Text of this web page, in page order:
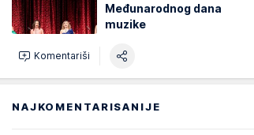
Međunarodnog dana
muzike
Komentariši
NAJKOMENTARISANIJE